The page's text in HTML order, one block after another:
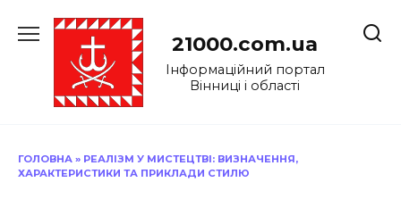
до
21000.com.ua
Інформаційний портал
Вінниці і області
ГОЛОВНА » РЕАЛІЗМ У МИСТЕЦТВІ: ВИЗНАЧЕННЯ,
ХАРАКТЕРИСТИКИ ТА ПРИКЛАДИ СТИЛЮ